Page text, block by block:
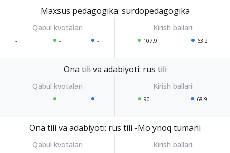
Maxsus pedagogika: surdopedagogika
- - - 107.9 63.2
Ona tili va adabiyoti: rus tili
- - - 90 68.9
Ona tili va adabiyoti: rus tili -Mo'ynoq tumani